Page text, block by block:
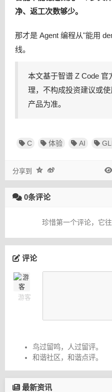
净、返工次数够少。
那才是 Agent 编程从"能用
线。
本文基于智谱 Z Code
理，不构成投资建议或
产品为准。
C 体验 AI
分享到
0条评论
珍惜第一个评论，它
评论
游客
鸟过留鸣，人过留评。
和谐社区，和谐点评。
最新资讯